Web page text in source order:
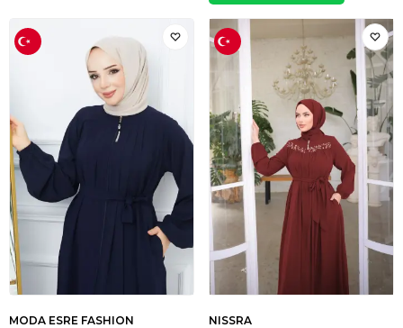
MODA ESRE FASHION NISSRA